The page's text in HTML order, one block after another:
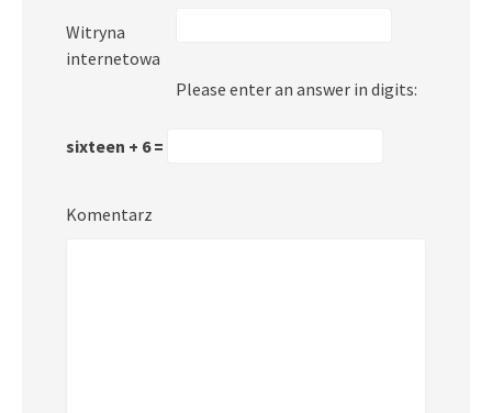
Witryna
internetowa
Please enter an answer in digits:
sixteen + 6 =
Komentarz